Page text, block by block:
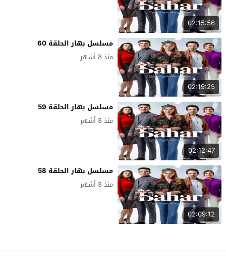
02:15:56
02:19:25
مسلسل بهار الحلقة 60
منذ 8 أشهر
02:12:47
مسلسل بهار الحلقة 59
منذ 8 أشهر
02:09:12
مسلسل بهار الحلقة 58
منذ 8 أشهر